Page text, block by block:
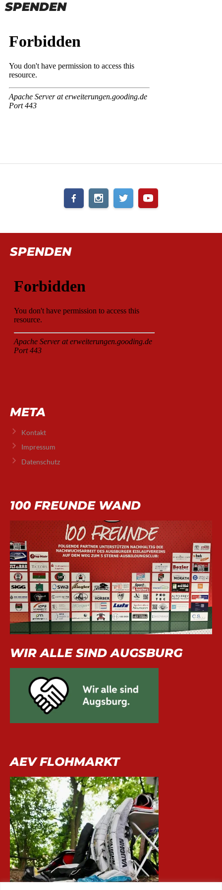
SPENDEN
SPENDEN
META
Kontakt
Impressum
Datenschutz
100 FREUNDE WAND
WIR ALLE SIND AUGSBURG
AEV FLOHMARKT